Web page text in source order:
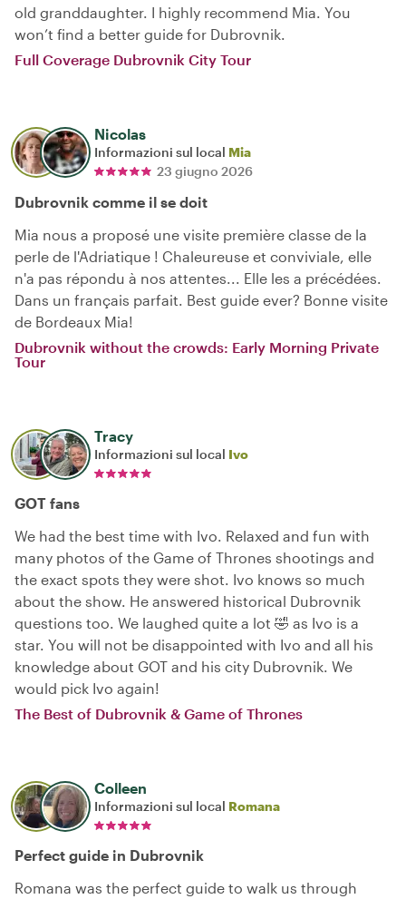
old granddaughter. I highly recommend Mia. You
won’t find a better guide for Dubrovnik.
Full Coverage Dubrovnik City Tour
Nicolas
Informazioni sul local Mia
23 giugno 2026
Dubrovnik comme il se doit
Mia nous a proposé une visite première classe de la
perle de l'Adriatique ! Chaleureuse et conviviale, elle
n'a pas répondu à nos attentes... Elle les a précédées.
Dans un français parfait. Best guide ever? Bonne visite
de Bordeaux Mia!
Dubrovnik without the crowds: Early Morning Private
Tour
Tracy
Informazioni sul local Ivo
GOT fans
We had the best time with Ivo. Relaxed and fun with
many photos of the Game of Thrones shootings and
the exact spots they were shot. Ivo knows so much
about the show. He answered historical Dubrovnik
questions too. We laughed quite a lot 🤣 as Ivo is a
star. You will not be disappointed with Ivo and all his
knowledge about GOT and his city Dubrovnik. We
would pick Ivo again!
The Best of Dubrovnik & Game of Thrones
Colleen
Informazioni sul local Romana
Perfect guide in Dubrovnik
Romana was the perfect guide to walk us through